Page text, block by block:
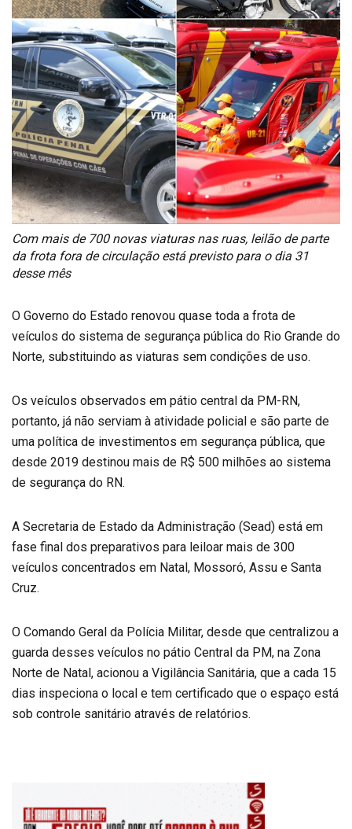
Com mais de 700 novas viaturas nas ruas, leilão de parte
da frota fora de circulação está previsto para o dia 31
desse mês
O Governo do Estado renovou quase toda a frota de
veículos do sistema de segurança pública do Rio Grande do
Norte, substituindo as viaturas sem condições de uso.
Os veículos observados em pátio central da PM-RN,
portanto, já não serviam à atividade policial e são parte de
uma política de investimentos em segurança pública, que
desde 2019 destinou mais de R$ 500 milhões ao sistema
de segurança do RN.
A Secretaria de Estado da Administração (Sead) está em
fase final dos preparativos para leiloar mais de 300
veículos concentrados em Natal, Mossoró, Assu e Santa
Cruz.
O Comando Geral da Polícia Militar, desde que centralizou a
guarda desses veículos no pátio Central da PM, na Zona
Norte de Natal, acionou a Vigilância Sanitária, que a cada 15
dias inspeciona o local e tem certificado que o espaço está
sob controle sanitário através de relatórios.